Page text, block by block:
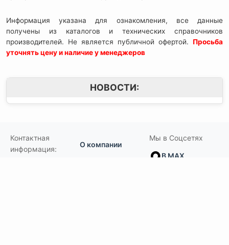
Информация указана для ознакомления, все данные
получены из каталогов и технических справочников
производителей. Не является публичной офертой. Просьба
уточнять цену и наличие у менеджеров
НОВОСТИ:
Контактная
информация:
О компании
Мы в Соцсетях
В MAX